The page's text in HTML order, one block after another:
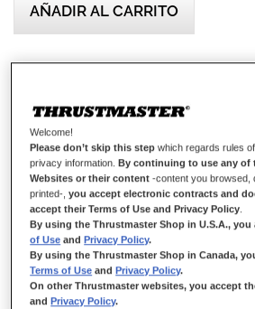
AÑADIR AL CARRITO
Sea el primero en dejar una reseña para este
Detalles
Welcome!
Please don’t skip this step which regards rules
privacy information.By continuing to use any of
Websites or their content -content you browsed,
printed-,you accept electronic contracts and
accept their Terms of Use and Privacy Policy
By using the Thrustmaster Shop in U.S.A.,
of Use andPrivacy Policy.
By using the Thrustmaster Shop in Canada,
Terms of Use andPrivacy Policy.
On other Thrustmaster websites, you accept
andPrivacy Policy.